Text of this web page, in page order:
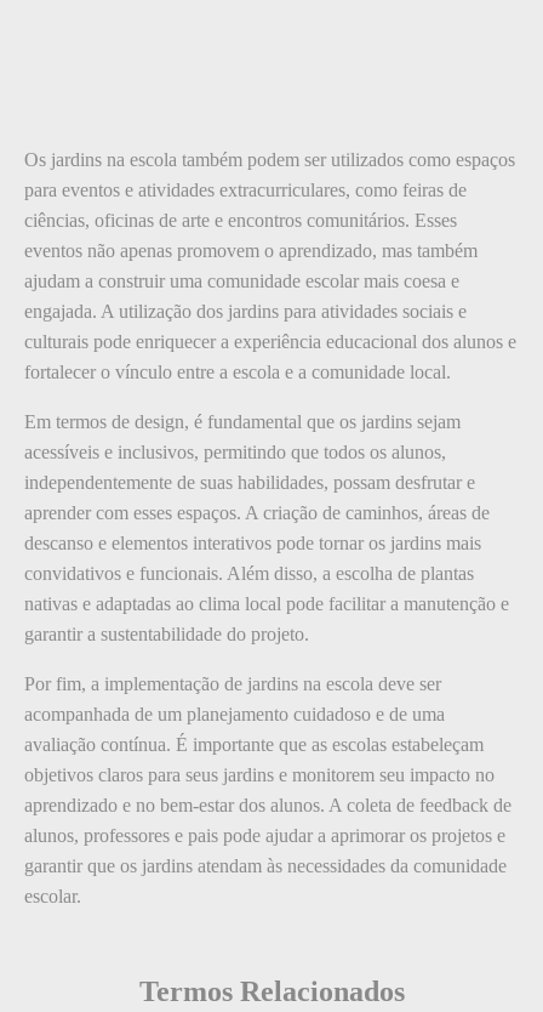
Os jardins na escola também podem ser utilizados como espaços
para eventos e atividades extracurriculares, como feiras de
ciências, oficinas de arte e encontros comunitários. Esses
eventos não apenas promovem o aprendizado, mas também
ajudam a construir uma comunidade escolar mais coesa e
engajada. A utilização dos jardins para atividades sociais e
culturais pode enriquecer a experiência educacional dos alunos e
fortalecer o vínculo entre a escola e a comunidade local.
Em termos de design, é fundamental que os jardins sejam
acessíveis e inclusivos, permitindo que todos os alunos,
independentemente de suas habilidades, possam desfrutar e
aprender com esses espaços. A criação de caminhos, áreas de
descanso e elementos interativos pode tornar os jardins mais
convidativos e funcionais. Além disso, a escolha de plantas
nativas e adaptadas ao clima local pode facilitar a manutenção e
garantir a sustentabilidade do projeto.
Por fim, a implementação de jardins na escola deve ser
acompanhada de um planejamento cuidadoso e de uma
avaliação contínua. É importante que as escolas estabeleçam
objetivos claros para seus jardins e monitorem seu impacto no
aprendizado e no bem-estar dos alunos. A coleta de feedback de
alunos, professores e pais pode ajudar a aprimorar os projetos e
garantir que os jardins atendam às necessidades da comunidade
escolar.
Termos Relacionados